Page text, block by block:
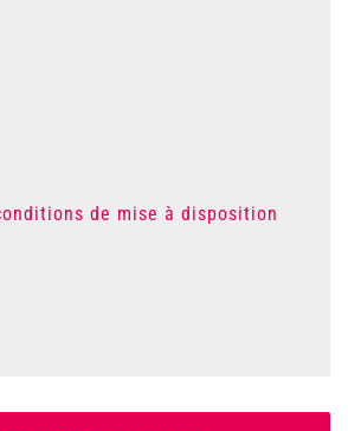
de mise à disposition